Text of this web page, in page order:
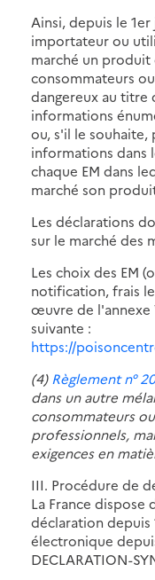
Ainsi, depuis le
importateur ou
marché un produit
consommateurs
dangereux au titre
informations
ou, s'il le souhaite,
informations dans
chaque EM dans
marché son
Les déclarations
sur le marché des
Les choix des EM
notification, frais
œuvre de l'annexe
suivante :
https://
(4) Règlement n°
dans un autre
consommateurs
professionnels,
exigences en
III. Procédure de
La France dispose
déclaration
électronique
DECLARATION-